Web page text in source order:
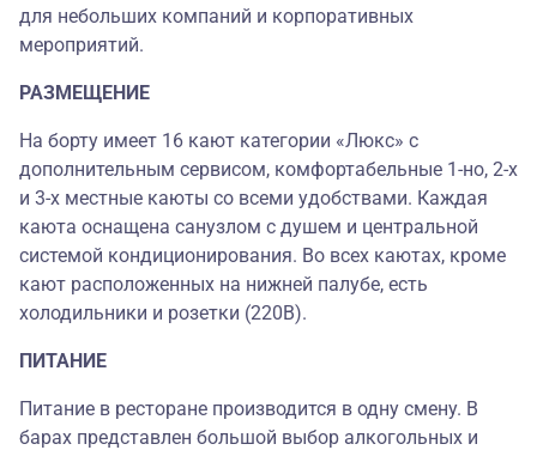
для небольших компаний и корпоративных
мероприятий.
РАЗМЕЩЕНИЕ
На борту имеет 16 кают категории «Люкс» с
дополнительным сервисом, комфортабельные 1-но, 2-х
и 3-х местные каюты со всеми удобствами. Каждая
каюта оснащена санузлом с душем и центральной
системой кондиционирования. Во всех каютах, кроме
кают расположенных на нижней палубе, есть
холодильники и розетки (220В).
ПИТАНИЕ
Питание в ресторане производится в одну смену. В
барах представлен большой выбор алкогольных и